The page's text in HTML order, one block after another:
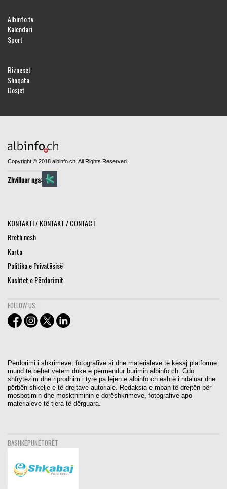
Albinfo.tv
Kalendari
Sport
Bizneset
Shoqata
Dosjet
Copyright © 2018 albinfo.ch. All Rights Reserved.
Zhvilluar nga:
KONTAKTI / KONTAKT / CONTACT
Rreth nesh
Karta
Politika e Privatësisë
Kushtet e Përdorimit
FOLLOW US:
Përdorimi i shkrimeve, fotografive si dhe materialeve të kësaj platforme
mund të bëhet vetëm duke e përmendur burimin albinfo.ch. Cdo
shfrytëzim dhe riprodhim i tyre pa lejen e albinfo.ch është i ndaluar dhe
përbën shkelje e të drejtave autoriale. Redaksia e mban të drejtën për
mosbotimin dhe moskthminin e dorëshkrimeve, fotografive apo
materialeve të tjera të dërguara.
BASHKËPUNËTORËT